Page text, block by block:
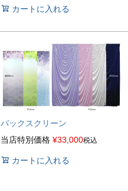
カートに入れる
バックスクリーン
当店特別価格 ¥33,000税込
カートに入れる